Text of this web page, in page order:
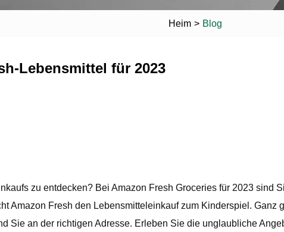
Heim > Blog
Lebensmittel für 2023
zu entdecken? Bei Amazon Fresh Groceries für 2023 sind
Amazon Fresh den Lebensmitteleinkauf zum Kinderspiel.
Sie an der richtigen Adresse. Erleben Sie die unglaubliche